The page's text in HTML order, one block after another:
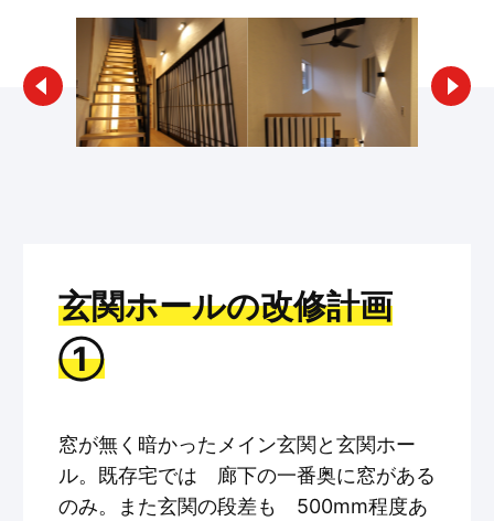
玄関ホールの改修計画
①
窓が無く暗かったメイン玄関と玄関ホー
ル。既存宅では 廊下の一番奥に窓がある
のみ。また玄関の段差も 500mm程度あ